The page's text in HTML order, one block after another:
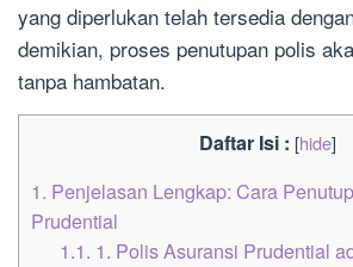
yang diperlukan telah tersedia
demikian, proses penutupan polis
tanpa hambatan.
Daftar Isi : [hide]
1. Penjelasan Lengkap: Cara
Prudential
1.1. 1. Polis Asuransi Prudential